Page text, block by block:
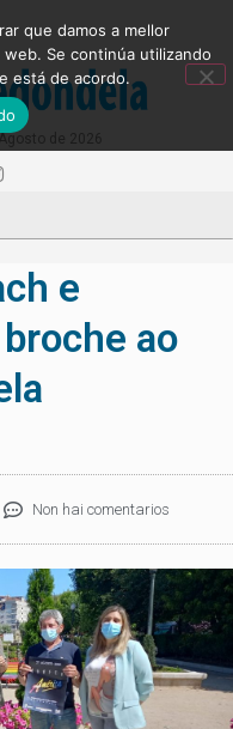
e
ao
Non hai comentarios
que damos a mellor
Se continúa utilizando
está de acordo.